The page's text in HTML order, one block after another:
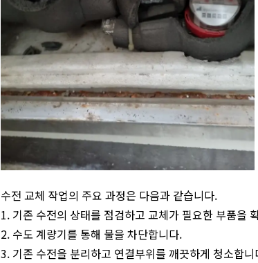
수전 교체 작업의 주요 과정은 다음과 같습니다.
1. 기존 수전의 상태를 점검하고 교체가 필요한 부품을
2. 수도 계량기를 통해 물을 차단합니다.
3. 기존 수전을 분리하고 연결부위를 깨끗하게 청소합니